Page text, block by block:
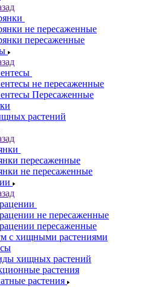
не пересаженные
пересаженные
не пересаженные
Пересаженные
растений
пересаженные
не пересаженные
не пересаженные
пересаженные
с хищными растениями
хищных растений
растения
растения